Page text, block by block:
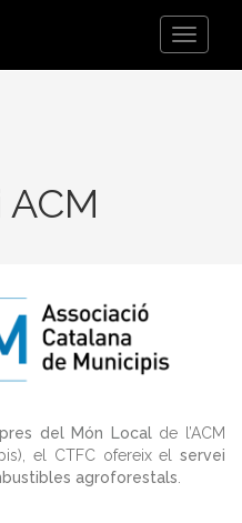
Toggle
del Món Localde l’ACM
el CTFC ofereix el servei
agroforestals